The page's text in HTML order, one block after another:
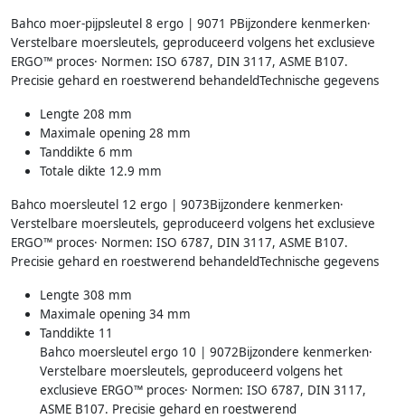
Bahco moer-pijpsleutel 8 ergo | 9071 PBijzondere kenmerken·
Verstelbare moersleutels, geproduceerd volgens het exclusieve
ERGO™ proces· Normen: ISO 6787, DIN 3117, ASME B107.
Precisie gehard en roestwerend behandeldTechnische gegevens
Lengte 208 mm
Maximale opening 28 mm
Tanddikte 6 mm
Totale dikte 12.9 mm
Bahco moersleutel 12 ergo | 9073Bijzondere kenmerken·
Verstelbare moersleutels, geproduceerd volgens het exclusieve
ERGO™ proces· Normen: ISO 6787, DIN 3117, ASME B107.
Precisie gehard en roestwerend behandeldTechnische gegevens
Lengte 308 mm
Maximale opening 34 mm
Tanddikte 11
Bahco moersleutel ergo 10 | 9072Bijzondere kenmerken·
Verstelbare moersleutels, geproduceerd volgens het
exclusieve ERGO™ proces· Normen: ISO 6787, DIN 3117,
ASME B107. Precisie gehard en roestwerend